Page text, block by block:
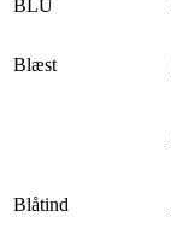
BLU
Blæst
Blåtind